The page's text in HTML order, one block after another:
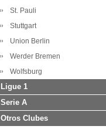
St. Pauli
Stuttgart
Union Berlin
Werder Bremen
Wolfsburg
Ligue 1
Serie A
Otros Clubes